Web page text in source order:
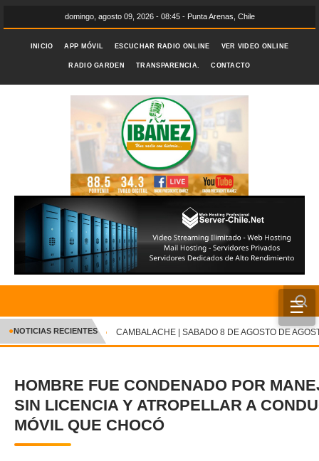
domingo, agosto 09, 2026 - 08:45 - Punta Arenas, Chile
INICIO APP MÓVIL ESCUCHAR RADIO ONLINE VER VIDEO ONLINE
RADIO GARDEN TRANSPARENCIA. CONTACTO
☰
INICIO
CRÓNICA
DEPORTES
ENTRETENIMIENTO Y CULTURA
✕
●NOTICIAS RECIENTES CAMBALACHE | SABADO 8 DE AGOSTO DE
HOMBRE FUE CONDENADO POR
SIN LICENCIA Y ATROPELLAR A
MÓVIL QUE CHOCÓ